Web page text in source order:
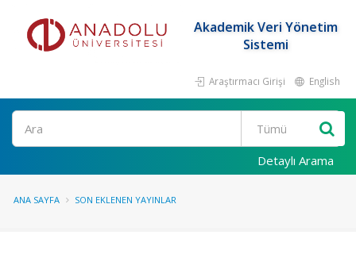
Akademik Veri Yönetim
Sistemi
Araştırmacı Girişi English
Ara
Detaylı Arama
ANA SAYFA SON EKLENEN YAYINLAR